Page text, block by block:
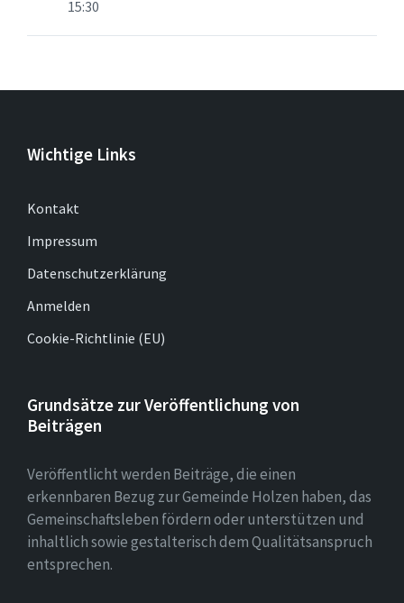
15:30
Wichtige Links
Kontakt
Impressum
Datenschutzerklärung
Anmelden
Cookie-Richtlinie (EU)
Grundsätze zur Veröffentlichung von
Beiträgen
Veröffentlicht werden Beiträge, die einen
erkennbaren Bezug zur Gemeinde Holzen haben, das
Gemeinschaftsleben fördern oder unterstützen und
inhaltlich sowie gestalterisch dem Qualitätsanspruch
entsprechen.